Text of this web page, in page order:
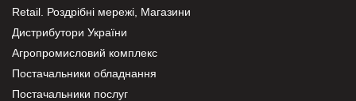
Retail. Роздрібні мережі, Магазини
Дистрибутори України
Агропромисловий комплекс
Постачальники обладнання
Постачальники послуг